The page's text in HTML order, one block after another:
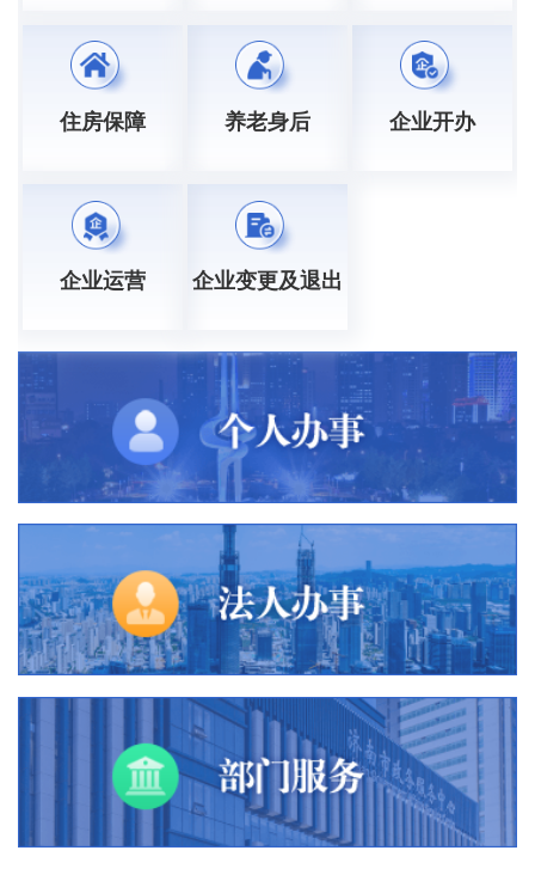
住房保障 养老身后 企业开办
企业运营 企业变更及退出